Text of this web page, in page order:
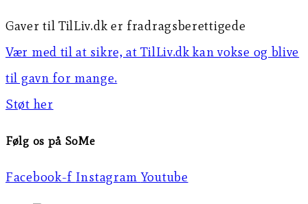
Gaver til TilLiv.dk er fradragsberettigede
Vær med til at sikre, at TilLiv.dk kan vokse og blive
til gavn for mange.
Støt her
Følg os på SoMe
Facebook-f Instagram Youtube